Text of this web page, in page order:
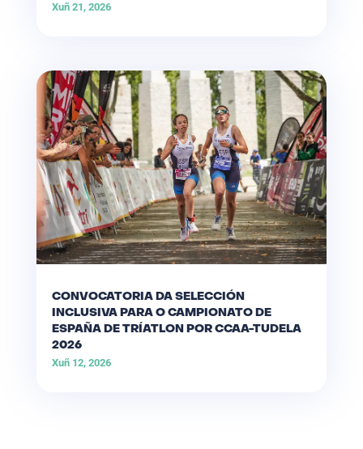
Xuñ 21, 2026
CONVOCATORIA DA SELECCIÓN
INCLUSIVA PARA O CAMPIONATO DE
ESPAÑA DE TRÍATLON POR CCAA-TUDELA
2026
Xuñ 12, 2026